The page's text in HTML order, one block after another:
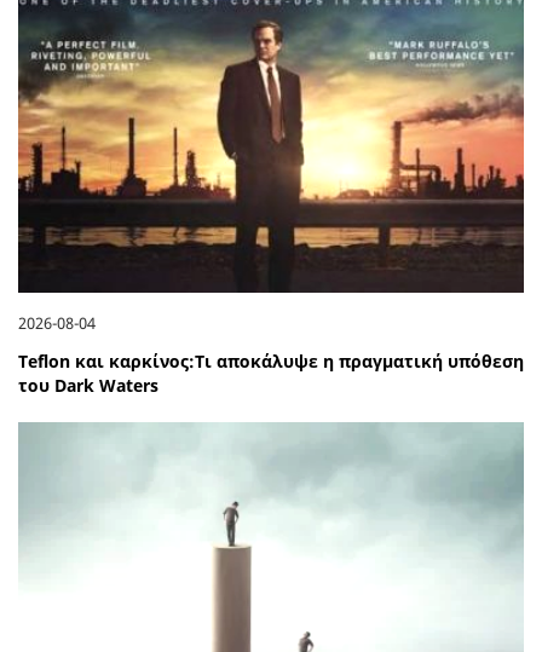
2026-08-04
Teflon και καρκίνος:Τι αποκάλυψε η πραγματική υπόθεση
του Dark Waters